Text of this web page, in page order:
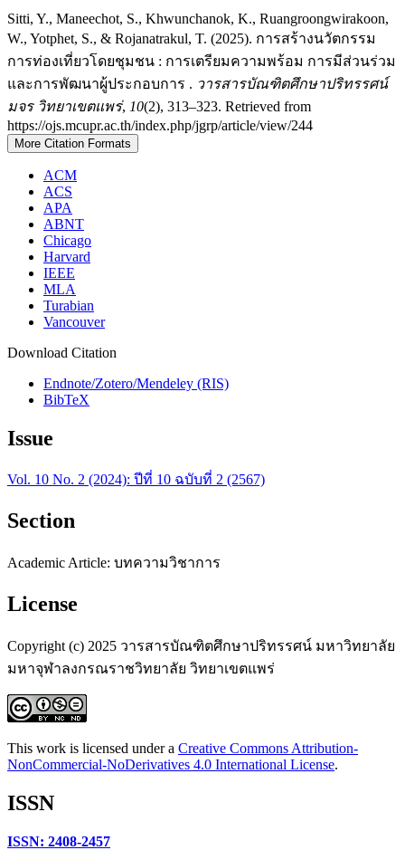
Sitti, Y., Maneechot, S., Khwunchanok, K., Ruangroongwirakoon,
W., Yotphet, S., & Rojanatrakul, T. (2025). การสร้างนวัตกรรม
การท่องเที่ยวโดยชุมชน : การเตรียมความพร้อม การมีส่วนร่วม
และการพัฒนาผู้ประกอบการ . วารสารบัณฑิตศึกษาปริทรรศน์
มจร วิทยาเขตแพร่, 10(2), 313–323. Retrieved from
https://ojs.mcupr.ac.th/index.php/jgrp/article/view/244
More Citation Formats
ACM
ACS
APA
ABNT
Chicago
Harvard
IEEE
MLA
Turabian
Vancouver
Download Citation
Endnote/Zotero/Mendeley (RIS)
BibTeX
Issue
Vol. 10 No. 2 (2024): ปีที่ 10 ฉบับที่ 2 (2567)
Section
Academic Article: บทความวิชาการ
License
Copyright (c) 2025 วารสารบัณฑิตศึกษาปริทรรศน์ มหาวิทยาลัย
มหาจุฬาลงกรณราชวิทยาลัย วิทยาเขตแพร่
This work is licensed under a Creative Commons Attribution-
NonCommercial-NoDerivatives 4.0 International License.
ISSN
ISSN: 2408-2457